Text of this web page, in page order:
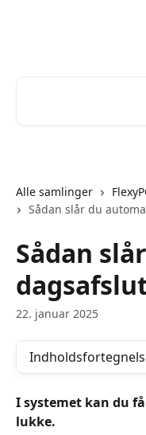
Alle samlinger
Sådan slår du
Sådan
22. januar 2025
I systemet kan du
lukke.